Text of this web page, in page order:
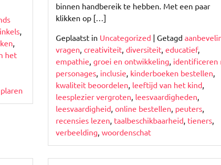
,
,
het
binnen handbereik te hebben. Met een paar
klikken op […]
Geplaatst in Uncategorized| Getagd
vragen, creativiteit, diversiteit, educatief,
empathie, groei en ontwikkeling, identificeren
personages, inclusie, kinderboeken bestellen,
kwaliteit beoordelen, leeftijd van het kind,
leesplezier vergroten, leesvaardigheden,
leesvaardigheid, online bestellen, peuters,
recensies lezen, taalbeschikbaarheid, tieners,
verbeelding, woordenschat